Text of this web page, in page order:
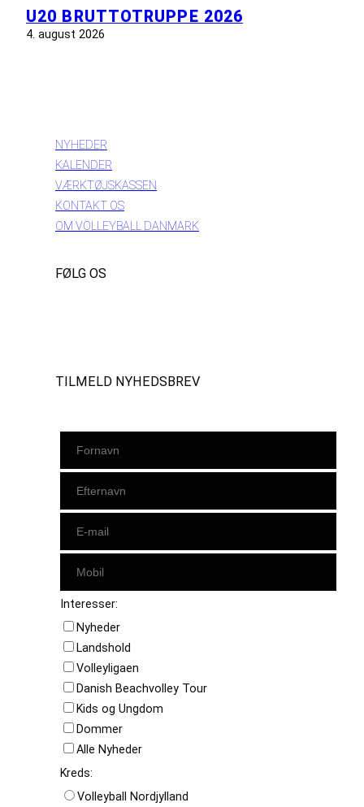
U20 BRUTTOTRUPPE 2026
4. august 2026
NYHEDER
KALENDER
VÆRKTØJSKASSEN
KONTAKT OS
OM VOLLEYBALL DANMARK
FØLG OS
TILMELD NYHEDSBREV
Interesser:
Nyheder
Landshold
Volleyligaen
Danish Beachvolley Tour
Kids og Ungdom
Dommer
Alle Nyheder
Kreds:
Volleyball Nordjylland